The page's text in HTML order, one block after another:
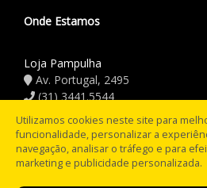
Onde Estamos
Loja Pampulha
Av. Portugal, 2495
(31) 3441.5544
Horário de Funcionamento
Seg a Sex: 08:00 às 18:00
08:00 às 12:00
Utilizamos cookies neste site para
funcionalidade, personalizar a
navegação, analisar o tráfego e para
marketing e publicidade personalizada.